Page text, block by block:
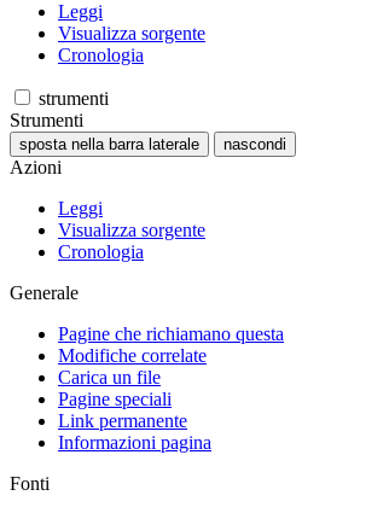
Leggi
Visualizza sorgente
Cronologia
strumenti
Strumenti
sposta nella barra laterale nascondi
Azioni
Leggi
Visualizza sorgente
Cronologia
Generale
Pagine che richiamano questa
Modifiche correlate
Carica un file
Pagine speciali
Link permanente
Informazioni pagina
Fonti